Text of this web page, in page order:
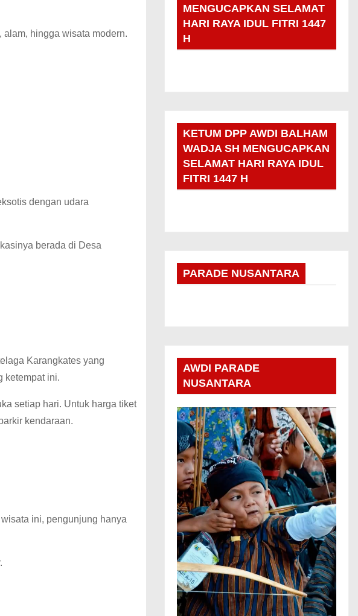
hingga wisata modern.
dengan udara
berada di Desa
Karangkates yang
ketempat ini.
setiap hari. Untuk harga tiket
kendaraan.
ini, pengunjung hanya
MENGUCAPKAN SELAMAT
HARI RAYA IDUL FITRI 1447
H
KETUM DPP AWDI BALHAM
WADJA SH MENGUCAPKAN
SELAMAT HARI RAYA IDUL
FITRI 1447 H
PARADE NUSANTARA
AWDI PARADE
NUSANTARA